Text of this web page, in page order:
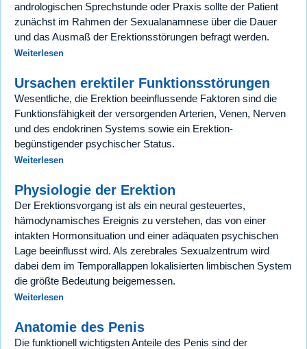
andrologischen Sprechstunde oder Praxis sollte der Patient
zunächst im Rahmen der Sexualanamnese über die Dauer
und das Ausmaß der Erektionsstörungen befragt werden.
Weiterlesen
Ursachen erektiler Funktionsstörungen
Wesentliche, die Erektion beeinflussende Faktoren sind die
Funktionsfähigkeit der versorgenden Arterien, Venen, Nerven
und des endokrinen Systems sowie ein Erektion-
begünstigender psychischer Status.
Weiterlesen
Physiologie der Erektion
Der Erektionsvorgang ist als ein neural gesteuertes,
hämodynamisches Ereignis zu verstehen, das von einer
intakten Hormonsituation und einer adäquaten psychischen
Lage beeinflusst wird. Als zerebrales Sexualzentrum wird
dabei dem im Temporallappen lokalisierten limbischen System
die größte Bedeutung beigemessen.
Weiterlesen
Anatomie des Penis
Die funktionell wichtigsten Anteile des Penis sind der